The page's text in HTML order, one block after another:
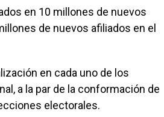
en 10 millones de nuevos
de nuevos afiliados en el
en cada uno de los
a la par de la conformación de
electorales.